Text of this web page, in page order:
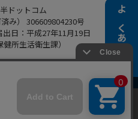
よくある質問
ドットコム
み） 306609804230号
日：平成27年11月19日
健所生活衛生課）
り良いサービス
しています。